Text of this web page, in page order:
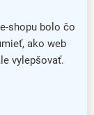
shopu bolo čo
ako web
vylepšovať.